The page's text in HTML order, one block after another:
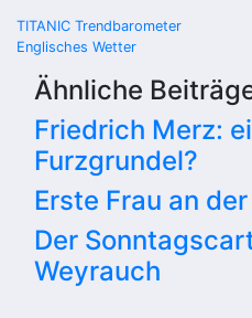
TITANIC Trendbarometer
Englisches Wetter
Ähnliche
Friedrich Merz:
Furzgrundel?
Erste Frau an
Der
Weyrauch